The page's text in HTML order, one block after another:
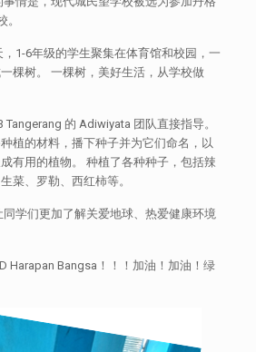
。
，1-6年级的学生聚集在体育馆和校园，一
棵树。 一棵树，美好生活，从学校做
的 Adiwiyata 团队直接指导。
植的材料，播下种子并为它们命名，以
有用的植物。 种植了各种种子，包括辣
菜、罗勒、西红柿等。
学们更加了解关爱地球、热爱健康环境
Harapan Bangsa！！！加油！加油！绿